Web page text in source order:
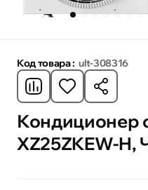
Код товара : ult-308316
Кондиционер
XZ25ZKEW-H,